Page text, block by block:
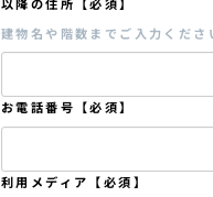
建物名や階数までご入力くださ
お電話番号【必須】
利用メディア【必須】